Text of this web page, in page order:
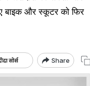
बाइक और स्कूटर को फिर
Share